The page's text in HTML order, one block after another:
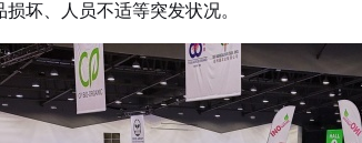
坏、人员不适等突发状况。